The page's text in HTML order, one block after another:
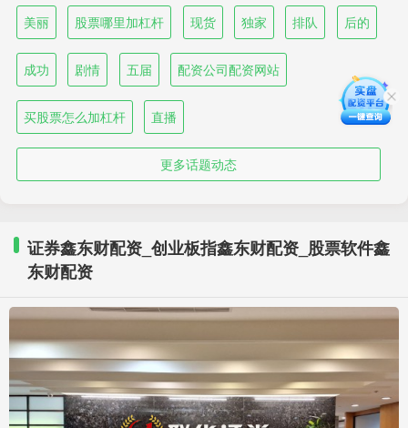
美丽 股票哪里加杠杆 现货 独家 排队 后的
成功 剧情 五届 配资公司配资网站
买股票怎么加杠杆 直播
更多话题动态
证券鑫东财配资_创业板指鑫东财配资_股票软件鑫
东财配资